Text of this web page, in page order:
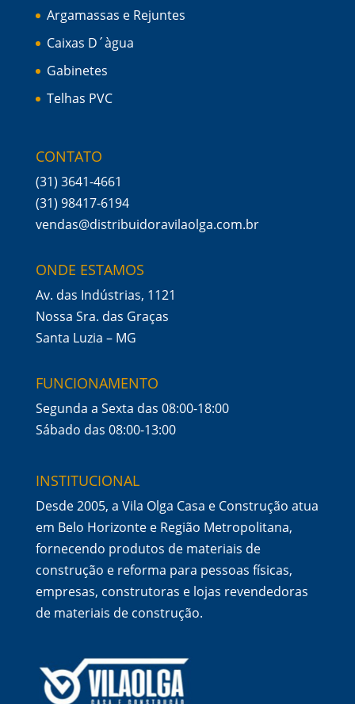
Argamassas e Rejuntes
Caixas D´àgua
Gabinetes
Telhas PVC
CONTATO
(31) 3641-4661
(31) 98417-6194
vendas@distribuidoravilaolga.com.br
ONDE ESTAMOS
Av. das Indústrias, 1121
Nossa Sra. das Graças
Santa Luzia – MG
FUNCIONAMENTO
Segunda a Sexta das 08:00-18:00
Sábado das 08:00-13:00
INSTITUCIONAL
Desde 2005, a Vila Olga Casa e Construção atua
em Belo Horizonte e Região Metropolitana,
fornecendo produtos de materiais de
construção e reforma para pessoas físicas,
empresas, construtoras e lojas revendedoras
de materiais de construção.